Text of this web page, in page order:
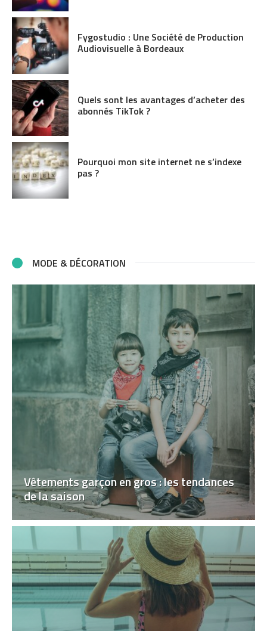
Fygostudio : Une Société de Production
Audiovisuelle à Bordeaux
Quels sont les avantages d’acheter des
abonnés TikTok ?
Pourquoi mon site internet ne s’indexe
pas ?
MODE & DÉCORATION
Vêtements garçon en gros : les tendances
de la saison